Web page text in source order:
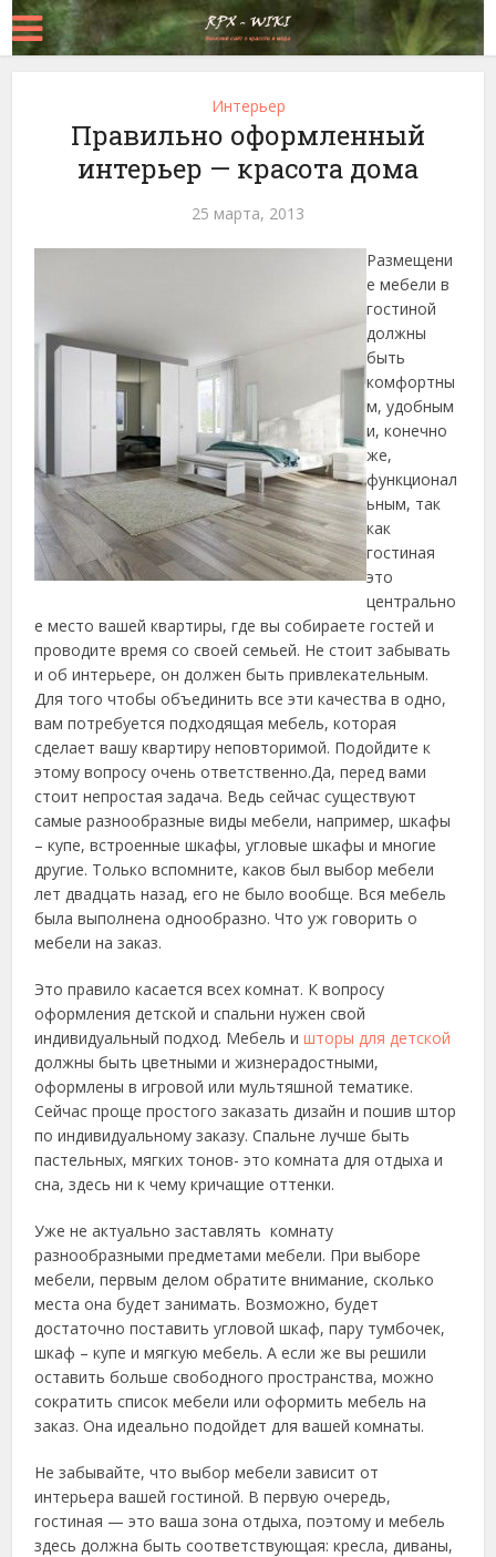
Интерьер
Правильно оформленный
интерьер — красота дома
25 марта, 2013
Размещени
е мебели в
гостиной
должны
быть
комфортны
м, удобным
и, конечно
же,
функционал
ьным, так
как
гостиная
это
центрально
е место вашей квартиры, где вы собираете гостей и
проводите время со своей семьей. Не стоит забывать
и об интерьере, он должен быть привлекательным.
Для того чтобы объединить все эти качества в одно,
вам потребуется подходящая мебель, которая
сделает вашу квартиру неповторимой. Подойдите к
этому вопросу очень ответственно.Да, перед вами
стоит непростая задача. Ведь сейчас существуют
самые разнообразные виды мебели, например, шкафы
– купе, встроенные шкафы, угловые шкафы и многие
другие. Только вспомните, каков был выбор мебели
лет двадцать назад, его не было вообще. Вся мебель
была выполнена однообразно. Что уж говорить о
мебели на заказ.
Это правило касается всех комнат. К вопросу
оформления детской и спальни нужен свой
индивидуальный подход. Мебель ишторы для детской
должны быть цветными и жизнерадостными,
оформлены в игровой или мультяшной тематике.
Сейчас проще простого заказать дизайн и пошив штор
по индивидуальному заказу. Спальне лучше быть
пастельных, мягких тонов- это комната для отдыха и
сна, здесь ни к чему кричащие оттенки.
Уже не актуально заставлять комнату
разнообразными предметами мебели. При выборе
мебели, первым делом обратите внимание, сколько
места она будет занимать. Возможно, будет
достаточно поставить угловой шкаф, пару тумбочек,
шкаф – купе и мягкую мебель. А если же вы решили
оставить больше свободного пространства, можно
сократить список мебели или оформить мебель на
заказ. Она идеально подойдет для вашей комнаты.
Не забывайте, что выбор мебели зависит от
интерьера вашей гостиной. В первую очередь,
гостиная — это ваша зона отдыха, поэтому и мебель
здесь должна быть соответствующая: кресла, диваны,